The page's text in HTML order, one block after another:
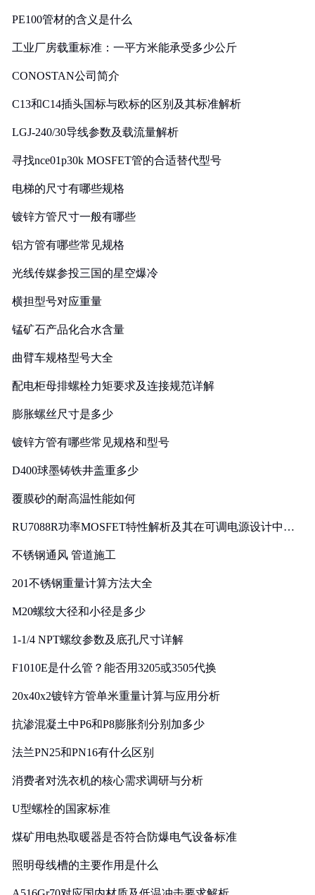
PE100管材的含义是什么
工业厂房载重标准：一平方米能承受多少公斤
CONOSTAN公司简介
C13和C14插头国标与欧标的区别及其标准解析
LGJ-240/30导线参数及载流量解析
寻找nce01p30k MOSFET管的合适替代型号
电梯的尺寸有哪些规格
镀锌方管尺寸一般有哪些
铝方管有哪些常见规格
光线传媒参投三国的星空爆冷
横担型号对应重量
锰矿石产品化合水含量
曲臂车规格型号大全
配电柜母排螺栓力矩要求及连接规范详解
膨胀螺丝尺寸是多少
镀锌方管有哪些常见规格和型号
D400球墨铸铁井盖重多少
覆膜砂的耐高温性能如何
RU7088R功率MOSFET特性解析及其在可调电源设计中的
不锈钢通风 管道施工
201不锈钢重量计算方法大全
M20螺纹大径和小径是多少
1-1/4 NPT螺纹参数及底孔尺寸详解
F1010E是什么管？能否用3205或3505代换
20x40x2镀锌方管单米重量计算与应用分析
抗渗混凝土中P6和P8膨胀剂分别加多少
法兰PN25和PN16有什么区别
消费者对洗衣机的核心需求调研与分析
U型螺栓的国家标准
煤矿用电热取暖器是否符合防爆电气设备标准
照明母线槽的主要作用是什么